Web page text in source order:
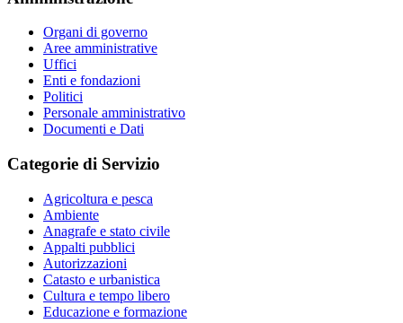
Organi di governo
Aree amministrative
Uffici
Enti e fondazioni
Politici
Personale amministrativo
Documenti e Dati
Categorie di Servizio
Agricoltura e pesca
Ambiente
Anagrafe e stato civile
Appalti pubblici
Autorizzazioni
Catasto e urbanistica
Cultura e tempo libero
Educazione e formazione